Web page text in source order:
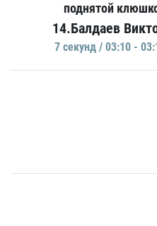
поднятой
14.Балдаев
7 секунд / 03:10 -